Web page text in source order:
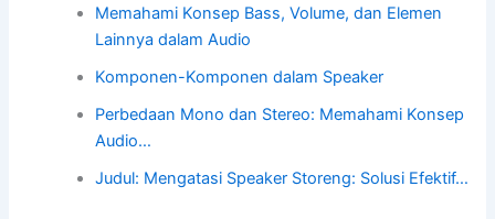
Memahami Konsep Bass, Volume, dan Elemen
Lainnya dalam Audio
Komponen-Komponen dalam Speaker
Perbedaan Mono dan Stereo: Memahami Konsep
Audio…
Judul: Mengatasi Speaker Storeng: Solusi Efektif…